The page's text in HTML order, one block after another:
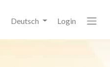
Deutsch Login